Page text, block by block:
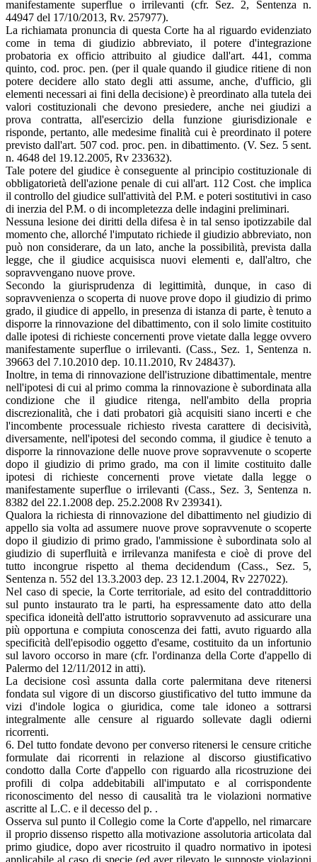
manifestamente superflue o irrilevanti (cfr. Sez. 2, Sentenza n.
44947 del 17/10/2013, Rv. 257977).
La richiamata pronuncia di questa Corte ha al riguardo evidenziato
come in tema di giudizio abbreviato, il potere d'integrazione
probatoria ex officio attribuito al giudice dall'art. 441, comma
quinto, cod. proc. pen. (per il quale quando il giudice ritiene di non
potere decidere allo stato degli atti assume, anche, d'ufficio, gli
elementi necessari ai fini della decisione) è preordinato alla tutela dei
valori costituzionali che devono presiedere, anche nei giudizi a
prova contratta, all'esercizio della funzione giurisdizionale e
risponde, pertanto, alle medesime finalità cui è preordinato il potere
previsto dall'art. 507 cod. proc. pen. in dibattimento. (V. Sez. 5 sent.
n. 4648 del 19.12.2005, Rv 233632).
Tale potere del giudice è conseguente al principio costituzionale di
obbligatorietà dell'azione penale di cui all'art. 112 Cost. che implica
il controllo del giudice sull'attività del P.M. e poteri sostitutivi in caso
di inerzia del P.M. o di incompletezza delle indagini preliminari.
Nessuna lesione dei diritti della difesa è in tal senso ipotizzabile dal
momento che, allorché l'imputato richiede il giudizio abbreviato, non
può non considerare, da un lato, anche la possibilità, prevista dalla
legge, che il giudice acquisisca nuovi elementi e, dall'altro, che
sopravvengano nuove prove.
Secondo la giurisprudenza di legittimità, dunque, in caso di
sopravvenienza o scoperta di nuove prove dopo il giudizio di primo
grado, il giudice di appello, in presenza di istanza di parte, è tenuto a
disporre la rinnovazione del dibattimento, con il solo limite costituito
dalle ipotesi di richieste concernenti prove vietate dalla legge ovvero
manifestamente superflue o irrilevanti. (Cass., Sez. 1, Sentenza n.
39663 del 7.10.2010 dep. 10.11.2010, Rv 248437).
Inoltre, in tema di rinnovazione dell'istruzione dibattimentale, mentre
nell'ipotesi di cui al primo comma la rinnovazione è subordinata alla
condizione che il giudice ritenga, nell'ambito della propria
discrezionalità, che i dati probatori già acquisiti siano incerti e che
l'incombente processuale richiesto rivesta carattere di decisività,
diversamente, nell'ipotesi del secondo comma, il giudice è tenuto a
disporre la rinnovazione delle nuove prove sopravvenute o scoperte
dopo il giudizio di primo grado, ma con il limite costituito dalle
ipotesi di richieste concernenti prove vietate dalla legge o
manifestamente superflue o irrilevanti (Cass., Sez. 3, Sentenza n.
8382 del 22.1.2008 dep. 25.2.2008 Rv 239341).
Qualora la richiesta di rinnovazione del dibattimento nel giudizio di
appello sia volta ad assumere nuove prove sopravvenute o scoperte
dopo il giudizio di primo grado, l'ammissione è subordinata solo al
giudizio di superfluità e irrilevanza manifesta e cioè di prove del
tutto incongrue rispetto al thema decidendum (Cass., Sez. 5,
Sentenza n. 552 del 13.3.2003 dep. 23 12.1.2004, Rv 227022).
Nel caso di specie, la Corte territoriale, ad esito del contraddittorio
sul punto instaurato tra le parti, ha espressamente dato atto della
specifica idoneità dell'atto istruttorio sopravvenuto ad assicurare una
più opportuna e compiuta conoscenza dei fatti, avuto riguardo alla
specificità dell'episodio oggetto d'esame, costituito da un infortunio
sul lavoro occorso in mare (cfr. l'ordinanza della Corte d'appello di
Palermo del 12/11/2012 in atti).
La decisione così assunta dalla corte palermitana deve ritenersi
fondata sul vigore di un discorso giustificativo del tutto immune da
vizi d'indole logica o giuridica, come tale idoneo a sottrarsi
integralmente alle censure al riguardo sollevate dagli odierni
ricorrenti.
6. Del tutto fondate devono per converso ritenersi le censure critiche
formulate dai ricorrenti in relazione al discorso giustificativo
condotto dalla Corte d'appello con riguardo alla ricostruzione dei
profili di colpa addebitabili all'imputato e al corrispondente
riconoscimento del nesso di causalità tra le violazioni normative
ascritte al L.C. e il decesso del p. .
Osserva sul punto il Collegio come la Corte d'appello, nel rimarcare
il proprio dissenso rispetto alla motivazione assolutoria articolata dal
primo giudice, dopo aver ricostruito il quadro normativo in ipotesi
applicabile al caso di specie (ed aver rilevato le supposte violazioni